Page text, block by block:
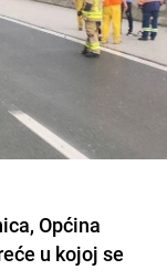
Općina
u kojoj se